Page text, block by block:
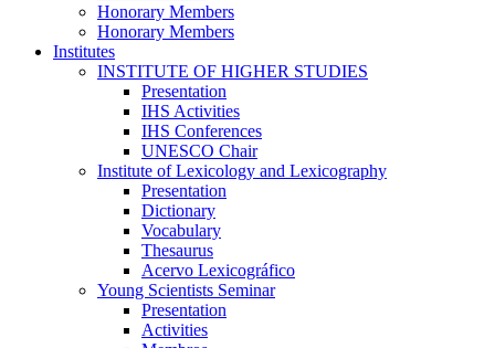
Honorary Members
Honorary Members
Institutes
INSTITUTE OF HIGHER STUDIES
Presentation
IHS Activities
IHS Conferences
UNESCO Chair
Institute of Lexicology and Lexicography
Presentation
Dictionary
Vocabulary
Thesaurus
Acervo Lexicográfico
Young Scientists Seminar
Presentation
Activities